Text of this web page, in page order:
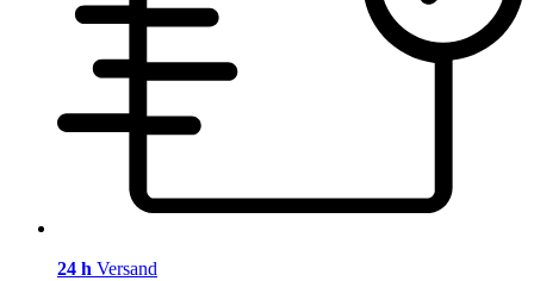
24 h Versand